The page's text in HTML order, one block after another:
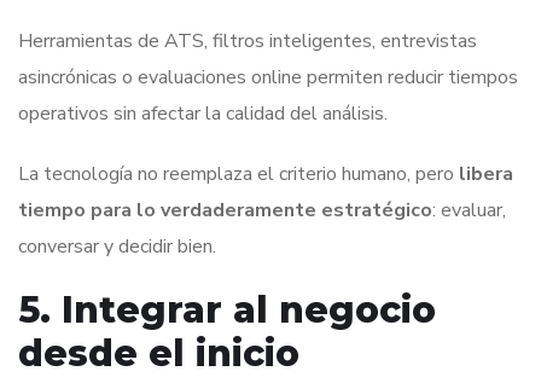
Herramientas de ATS, filtros inteligentes, entrevistas
asincrónicas o evaluaciones online permiten reducir tiempos
operativos sin afectar la calidad del análisis.
La tecnología no reemplaza el criterio humano, pero libera
tiempo para lo verdaderamente estratégico: evaluar,
conversar y decidir bien.
5. Integrar al negocio
desde el inicio